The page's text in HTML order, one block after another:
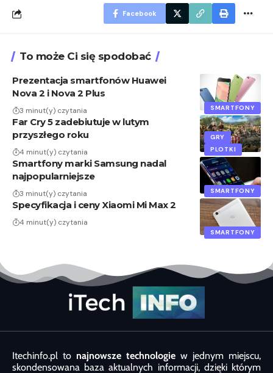
Facebook
To może Ci się spodobać
SMARTFONY
Prezentacja smartfonów Huawei
Nova 2 i Nova 2 Plus
3 minut(y) czytania
GRY
PLOTKI
Far Cry 5 zadebiutuje w lutym
przyszłego roku
4 minut(y) czytania
SMARTFONY
Smartfony marki Samsung nadal
najpopularniejsze
3 minut(y) czytania
SMARTFONY
Specyfikacja i ceny Xiaomi Mi Max 2
4 minut(y) czytania
Itechinfo.pl to najnowsze technologie w jednym miejscu,
skondensowana baza aktualnych informacji, dzięki którym